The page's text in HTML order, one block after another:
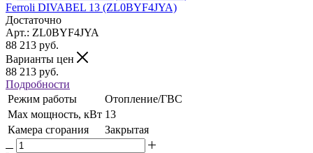
Ferroli DIVABEL 13 (ZL0BYF4JYA)
Достаточно
Арт.: ZL0BYF4JYA
88 213 руб.
Варианты цен
88 213 руб.
Подробности
Режим работы
Отопление/ГВС
Max мощность, кВт 13
Камера сгорания
Закрытая